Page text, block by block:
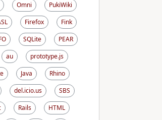
Omni
PukiWiki
Firefox
Fink
SQLite
PEAR
au
prototype.js
Java
Rhino
del.icio.us
SBS
Rails
HTML